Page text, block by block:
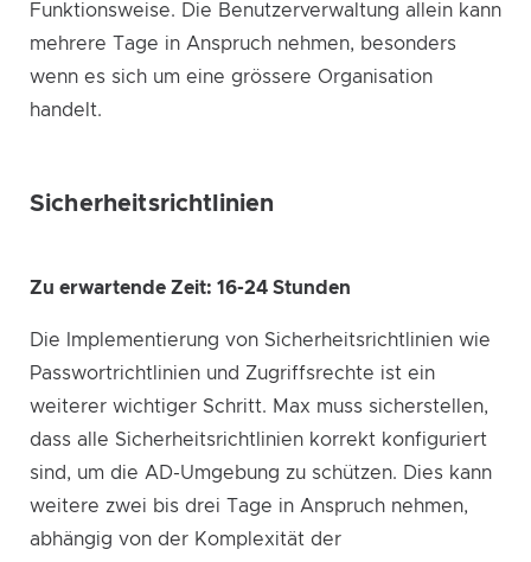
Funktionsweise. Die Benutzerverwaltung allein kann
mehrere Tage in Anspruch nehmen, besonders
wenn es sich um eine grössere Organisation
handelt.
Sicherheitsrichtlinien
Zu erwartende Zeit: 16-24 Stunden
Die Implementierung von Sicherheitsrichtlinien wie
Passwortrichtlinien und Zugriffsrechte ist ein
weiterer wichtiger Schritt. Max muss sicherstellen,
dass alle Sicherheitsrichtlinien korrekt konfiguriert
sind, um die AD-Umgebung zu schützen. Dies kann
weitere zwei bis drei Tage in Anspruch nehmen,
abhängig von der Komplexität der